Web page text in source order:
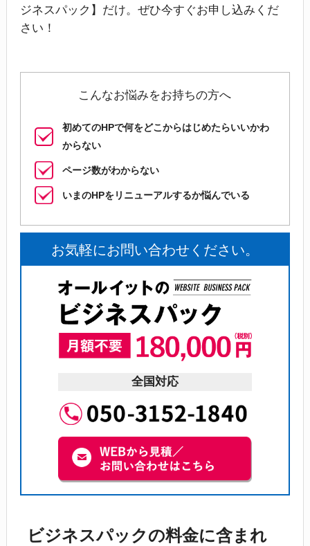
ジネスパック】だけ。ぜひ今すぐお申し込みくだ
さい！
こんなお悩みをお持ちの方へ
初めてのHPで何をどこからはじめたらいいかわ
からない
ページ数がわからない
いまのHPをリニューアルするか悩んでいる
お気軽にお問い合わせください。
全国対応
ビジネスパックの料金に含まれ